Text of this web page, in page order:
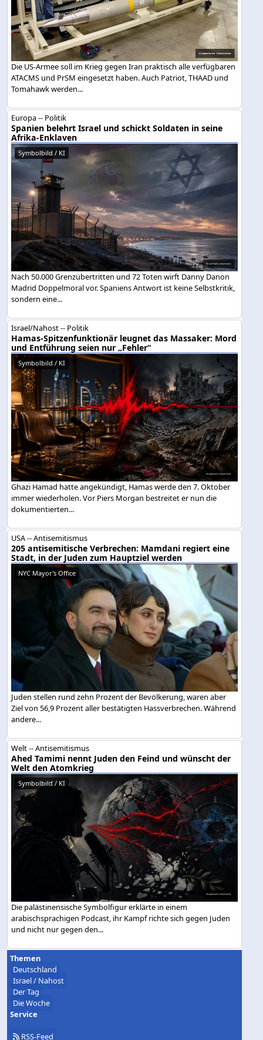
Die US-Armee soll im Krieg gegen Iran praktisch alle verfügbaren
ATACMS und PrSM eingesetzt haben. Auch Patriot, THAAD und
Tomahawk werden...
Europa -- Politik
Spanien belehrt Israel und schickt Soldaten in seine
Afrika-Enklaven
Symbolbild / KI
Nach 50.000 Grenzübertritten und 72 Toten wirft Danny Danon
Madrid Doppelmoral vor. Spaniens Antwort ist keine Selbstkritik,
sondern eine...
Israel/Nahost -- Politik
Hamas-Spitzenfunktionär leugnet das Massaker: Mord
und Entführung seien nur „Fehler“
Symbolbild / KI
Ghazi Hamad hatte angekündigt, Hamas werde den 7. Oktober
immer wiederholen. Vor Piers Morgan bestreitet er nun die
dokumentierten...
USA -- Antisemitismus
205 antisemitische Verbrechen: Mamdani regiert eine
Stadt, in der Juden zum Hauptziel werden
NYC Mayor's Office
Juden stellen rund zehn Prozent der Bevölkerung, waren aber
Ziel von 56,9 Prozent aller bestätigten Hassverbrechen. Während
andere...
Welt -- Antisemitismus
Ahed Tamimi nennt Juden den Feind und wünscht der
Welt den Atomkrieg
Symbolbild / KI
Die palästinensische Symbolfigur erklärte in einem
arabischsprachigen Podcast, ihr Kampf richte sich gegen Juden
und nicht nur gegen den...
Themen
Deutschland
Israel / Nahost
Der Tag
Die Woche
Service
RSS-Feed